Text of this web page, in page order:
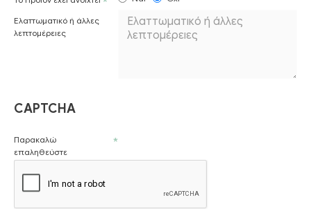
Ελαττωματικό ή άλλες
λεπτομέρειες
CAPTCHA
Παρακαλώ
επαληθεύστε